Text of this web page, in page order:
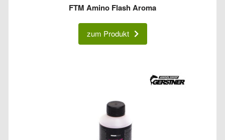
FTM Amino Flash Aroma
zum Produkt